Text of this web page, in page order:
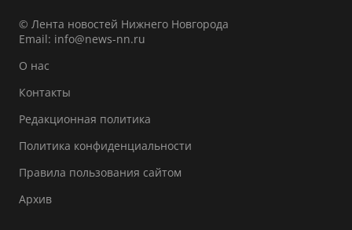
© Лента новостей Нижнего Новгорода
Email: info@news-nn.ru
О нас
Контакты
Редакционная политика
Политика конфиденциальности
Правила пользования сайтом
Архив